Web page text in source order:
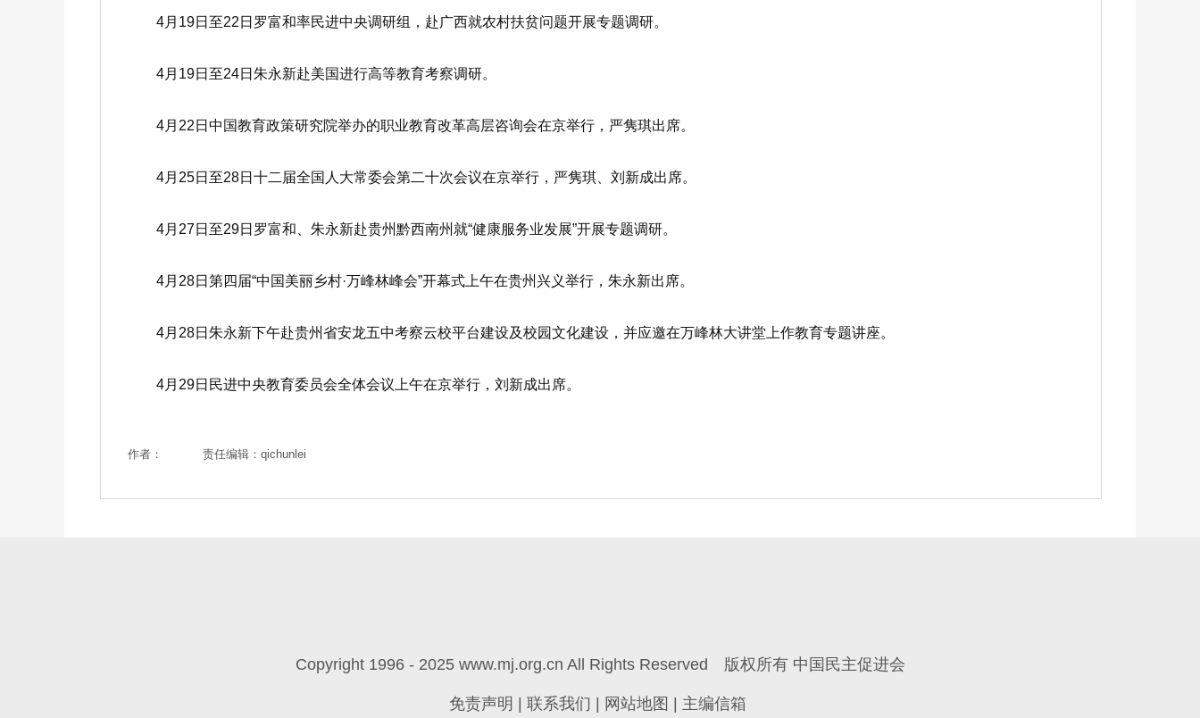
4月19日至22日罗富和率民进中央调研组，赴广西就农村扶贫问题开展专题调研。
4月19日至24日朱永新赴美国进行高等教育考察调研。
4月22日中国教育政策研究院举办的职业教育改革高层咨询会在京举行，严隽琪出席。
4月25日至28日十二届全国人大常委会第二十次会议在京举行，严隽琪、刘新成出席。
4月27日至29日罗富和、朱永新赴贵州黔西南州就“健康服务业发展”开展专题调研。
4月28日第四届“中国美丽乡村·万峰林峰会”开幕式上午在贵州兴义举行，朱永新出席。
4月28日朱永新下午赴贵州省安龙五中考察云校平台建设及校园文化建设，并应邀在万峰林大讲堂上作教育专题讲座。
4月29日民进中央教育委员会全体会议上午在京举行，刘新成出席。
作者： 责任编辑：qichunlei
Copyright 1996 - 2025 www.mj.org.cn All Rights Reserved 版权所有 中国民主促进会
免责声明 联系我们 网站地图 主编信箱